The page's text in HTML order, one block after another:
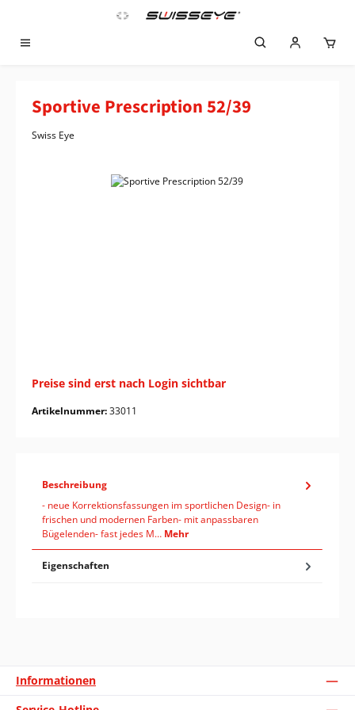
Zum Hauptinhalt springen
Sportive Prescription 52/39
Swiss Eye
Bildergalerie überspringen
Preise sind erst nach Login sichtbar
Artikelnummer:33011
Beschreibung
- neue Korrektionsfassungen im sportlichen Design- in
frischen und modernen Farben- mit anpassbaren
Bügelenden- fast jedes M… Mehr
Eigenschaften
Informationen